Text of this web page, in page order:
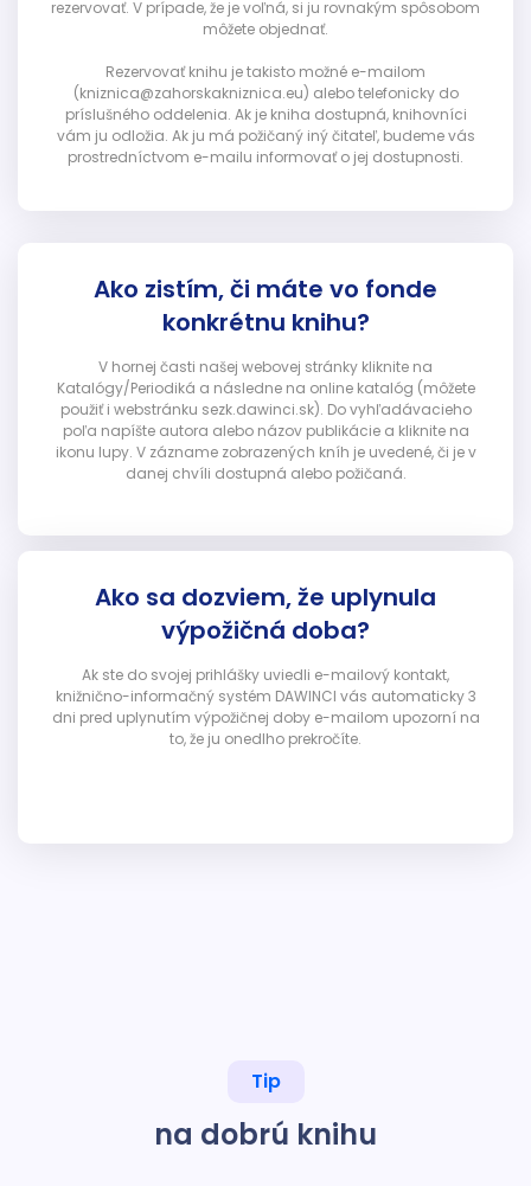
rezervovať. V prípade, že je voľná, si ju rovnakým spôsobom
môžete objednať.
Rezervovať knihu je takisto možné e-mailom
(kniznica@zahorskakniznica.eu) alebo telefonicky do
príslušného oddelenia. Ak je kniha dostupná, knihovníci
vám ju odložia. Ak ju má požičaný iný čitateľ, budeme vás
prostredníctvom e-mailu informovať o jej dostupnosti.
Ako zistím, či máte vo fonde
konkrétnu knihu?
V hornej časti našej webovej stránky kliknite na
Katalógy/Periodiká a následne na online katalóg (môžete
použiť i webstránku sezk.dawinci.sk). Do vyhľadávacieho
poľa napíšte autora alebo názov publikácie a kliknite na
ikonu lupy. V zázname zobrazených kníh je uvedené, či je v
danej chvíli dostupná alebo požičaná.
Ako sa dozviem, že uplynula
výpožičná doba?
Ak ste do svojej prihlášky uviedli e-mailový kontakt,
knižnično-informačný systém DAWINCI vás automaticky 3
dni pred uplynutím výpožičnej doby e-mailom upozorní na
to, že ju onedlho prekročíte.
Tip
na dobrú knihu